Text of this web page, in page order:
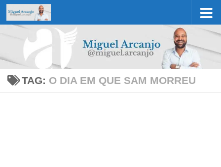
Skip to content
TAG: O DIA EM QUE SAM MORREU